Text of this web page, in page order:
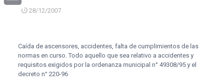
28/12/2007
Caída de ascensores, accidentes, falta de cumplimientos de las
normas en curso. Todo aquello que sea relativo a accidentes y
requisitos exigidos por la ordenanza municipal n° 49308/95 y el
decreto n° 220-96